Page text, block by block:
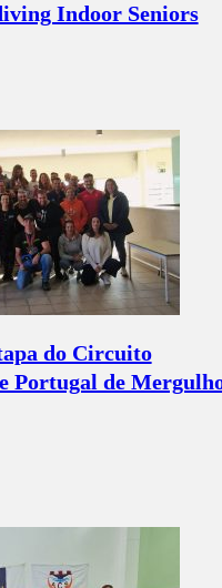
Indoor Seniors
do Circuito
Portugal de